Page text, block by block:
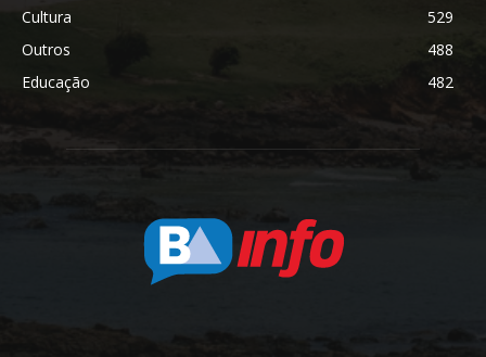
Cultura
529
Outros
488
Educação
482